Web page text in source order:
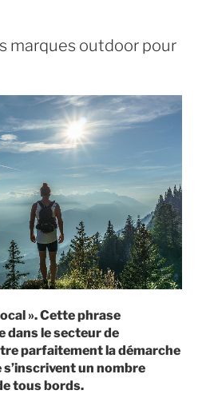
»
marques outdoor pour
». Cette phrase
dans le secteur de
parfaitement la démarche
un nombre
tous bords.